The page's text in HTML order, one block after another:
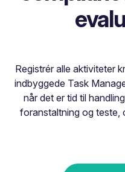
Registrér alle aktiviteter
indbyggede Task
når det er tid til
foranstaltning og teste,